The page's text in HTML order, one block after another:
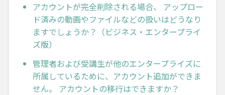
アカウントが完全削除される場合、 アップロー
ド済みの動画やファイルなどの扱いはどうなり
ますでしょうか？（ビジネス・エンタープライ
ズ版）
管理者および受講生が他のエンタープライズに
所属しているために、アカウント追加ができま
せん。 アカウントの移行はできますか？